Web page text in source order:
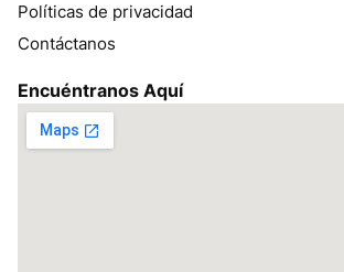
Políticas de privacidad
Contáctanos
Encuéntranos Aquí